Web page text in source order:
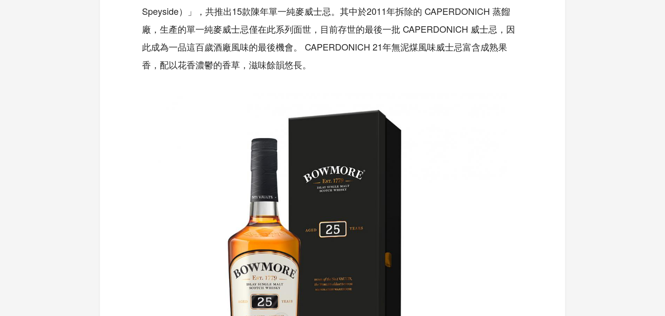
Speyside）」，共推出15款陳年單一純麥威士忌。其中於2011年拆除的 CAPERDONICH 蒸餾
廠，生產的單一純麥威士忌僅在此系列面世，目前存世的最後一批 CAPERDONICH 威士忌，因
此成為一品這百歲酒廠風味的最後機會。 CAPERDONICH 21年無泥煤風味威士忌富含成熟果
香，配以花香濃鬱的香草，滋味餘韻悠長。